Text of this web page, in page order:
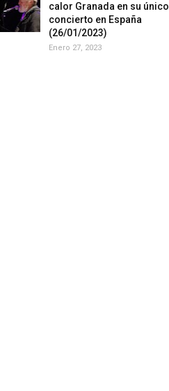
calor Granada en su único
concierto en España
(26/01/2023)
Enero 27, 2023